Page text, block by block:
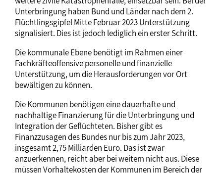
Unterbringung haben Bund und Länder nach dem 2.
Flüchtlingsgipfel Mitte Februar 2023 Unterstützung
signalisiert. Dies ist jedoch lediglich ein erster Schritt.
Die kommunale Ebene benötigt im Rahmen einer
Fachkräfteoffensive personelle und finanzielle
Unterstützung, um die Herausforderungen vor Ort
bewältigen zu können.
Die Kommunen benötigen eine dauerhafte und
nachhaltige Finanzierung für die Unterbringung und
Integration der Geflüchteten. Bisher gibt es
Finanzzusagen des Bundes nur bis zum Jahr 2023,
insgesamt 2,75 Milliarden Euro. Das ist zwar
anzuerkennen, reicht aber bei weitem nicht aus. Diese
müssen Vorhaltekosten der Kommunen im Bereich der